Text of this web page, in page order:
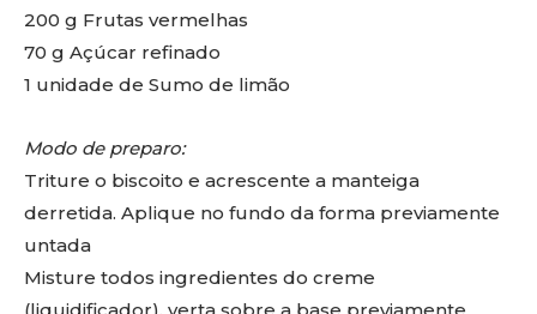
200 g Frutas vermelhas
70 g Açúcar refinado
1 unidade de Sumo de limão
Modo de preparo:
Triture o biscoito e acrescente a manteiga
derretida. Aplique no fundo da forma previamente
untada
Misture todos ingredientes do creme